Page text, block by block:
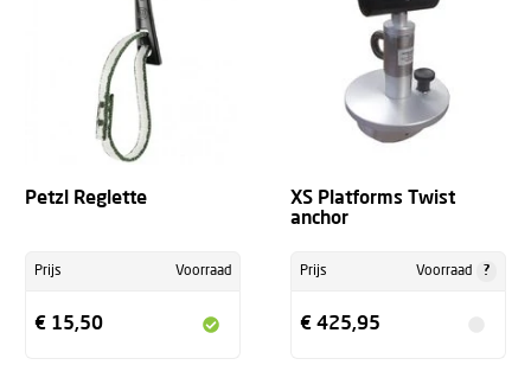
Petzl Reglette
Prijs Voorraad
€ 15,50
XS Platforms Twist
anchor
Prijs Voorraad ?
€ 425,95